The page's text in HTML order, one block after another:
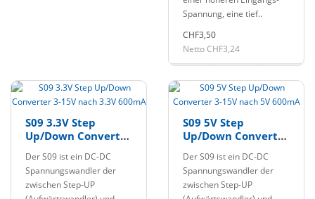
Spannung, eine tief..
CHF3,50
Netto CHF3,24
S09 3.3V Step
Up/Down Converter
600mA
Der S09 ist ein DC-DC
Spannungswandler der
zwischen Step-UP
S09 5V Step
Up/Down Converter
600mA
Der S09 ist ein DC-DC
Spannungswandler der
zwischen Step-UP